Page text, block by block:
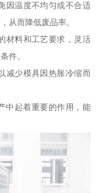
因温度不均匀或不合适
从而降低废品率。
材料和工艺要求，灵活
件。
减少模具因热胀冷缩而
中起着重要的作用，能